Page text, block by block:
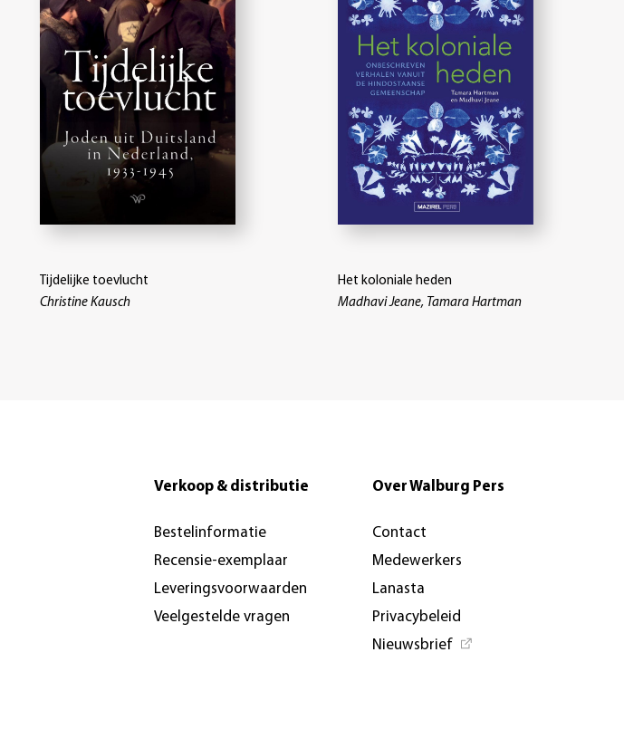
Tijdelijke toevlucht
Christine Kausch
Het koloniale heden
Madhavi Jeane, Tamara Hartman
Verkoop & distributie
Bestelinformatie
Recensie-exemplaar
Leveringsvoorwaarden
Veelgestelde vragen
Over Walburg Pers
Contact
Medewerkers
Lanasta
Privacybeleid
Nieuwsbrief